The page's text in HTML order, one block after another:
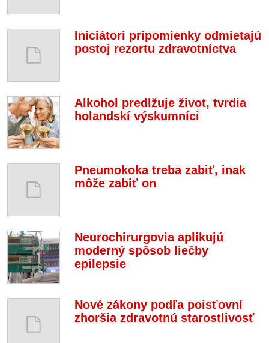
Iniciátori pripomienky odmietajú
postoj rezortu zdravotníctva
Alkohol predlžuje život, tvrdia
holandskí výskumníci
Pneumokoka treba zabiť, inak
môže zabiť on
Neurochirurgovia aplikujú
moderný spôsob liečby
epilepsie
Nové zákony podľa poisťovní
zhoršia zdravotnú starostlivosť